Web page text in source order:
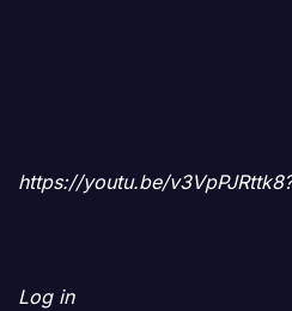
https://youtu.be/
Log in